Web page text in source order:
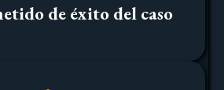
de éxito del caso